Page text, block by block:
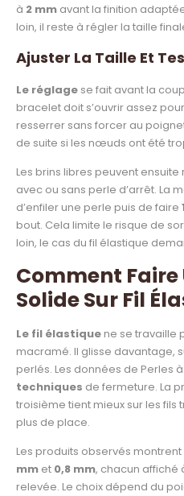
à 2 mm avant la finition
loin, il reste à régler la taille
Ajuster La Taille Et
Le réglage se fait avant la
bracelet doit s’ouvrir assez
resserrer sans forcer au
de suite si les nœuds ont été
Les brins libres peuvent
avec ou sans perle d’arrêt. La
d’enfiler une perle puis de faire
bout. Cela limite le risque de
loin, le cas du fil élastique
Comment
Solide Sur Fil
Le fil élastique ne se travaille
macramé. Il glisse davantage,
perlés. Les données de Perles
techniques de fermeture. La
troisième tient mieux sur les fils
plus de place.
Les produits observés
mm et 0,8 mm, chacun affiché
relevée. Le choix dépend du